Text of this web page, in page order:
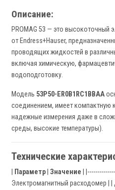
Описание:
PROMAG 53 — это высокоточный
от Endress+Hauser,
проводящих жидкостей в
включая химическую,
водоподготовку.
Модель 53P50-ER0B1RC1BBAA
соединением, имеет компактную
надежные измерения даже в
среды, высокие температуры).
Технические
Параметр Значение |
Электромагнитный расходомер | |